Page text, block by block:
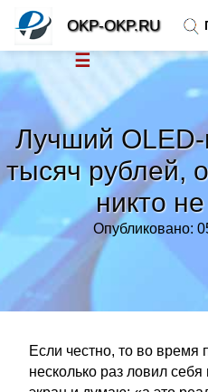
Лучший
тысяч рублей,
никто
Опубликовано:
Если честно, то во время
несколько раз ловил
OKP-OKP.RU
☰
Новости
Тренды новостей
»
Правила »
Контакт»